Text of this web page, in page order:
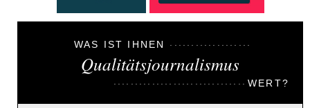
WAS IST IHNEN
Qualitätsjournalismus
WERT?